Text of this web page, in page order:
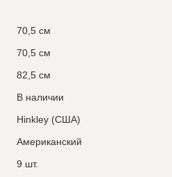
70,5 см
70,5 см
82,5 см
В наличии
Hinkley (США)
Американский
9 шт.